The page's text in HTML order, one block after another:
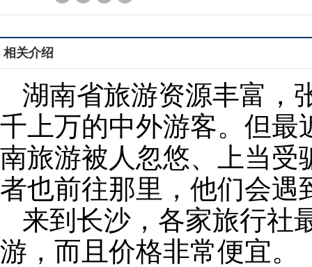
相关介绍
湖南省旅游资源丰富，
千上万的中外游客。但最
南旅游被人忽悠、上当受
者也前往那里，他们会遇
来到长沙，各家旅行社
游，而且价格非常便宜。